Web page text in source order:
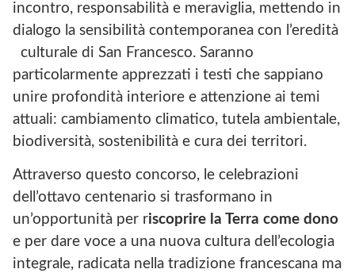
incontro, responsabilità e meraviglia, mettendo in
dialogo la sensibilità contemporanea con l’eredità
culturale di San Francesco. Saranno
particolarmente apprezzati i testi che sappiano
unire profondità interiore e attenzione ai temi
attuali: cambiamento climatico, tutela ambientale,
biodiversità, sostenibilità e cura dei territori.
Attraverso questo concorso, le celebrazioni
dell’ottavo centenario si trasformano in
un’opportunità per riscoprire la Terra come dono
e per dare voce a una nuova cultura dell’ecologia
integrale, radicata nella tradizione francescana ma